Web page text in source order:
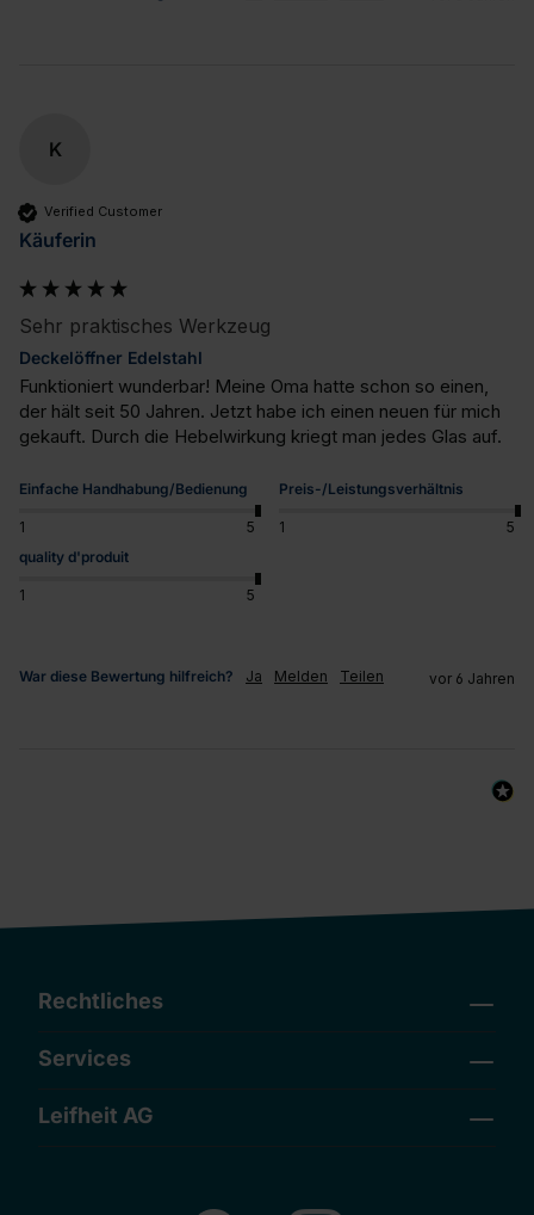
K
Verified Customer
Käuferin
Sehr praktisches Werkzeug
Deckelöffner Edelstahl
Funktioniert wunderbar! Meine Oma hatte schon so einen,
der hält seit 50 Jahren. Jetzt habe ich einen neuen für mich
gekauft. Durch die Hebelwirkung kriegt man jedes Glas auf.
Einfache Handhabung/Bedienung
1 5
Preis-/Leistungsverhältnis
1
5
quality d'produit
1 5
War diese Bewertung hilfreich? Ja Melden Teilen vor 6 Jahren
Rechtliches
Services
Leifheit AG